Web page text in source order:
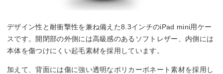
デザイン性と耐衝撃性を兼ね備えた8.3インチのiPad mini用ケー
スです。開閉部の外側には高級感のあるソフトレザー、内側には
本体を傷つけにくい起毛素材を採用しています。
加えて、背面には傷に強い透明なポリカーボネート素材を採用し